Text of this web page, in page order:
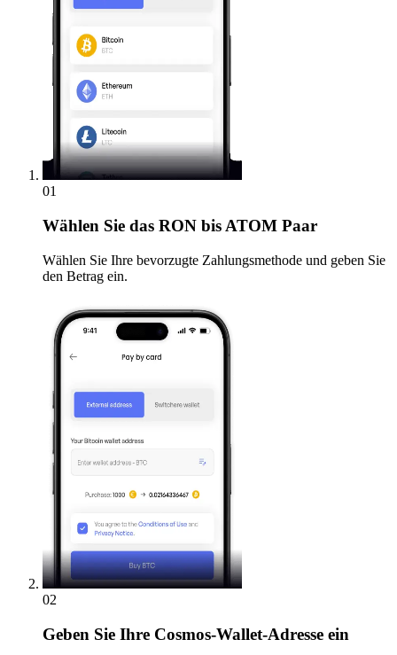
01
Wählen Sie das RON bis ATOM Paar
Wählen Sie Ihre bevorzugte Zahlungsmethode und geben Sie
den Betrag ein.
02
Geben Sie Ihre Cosmos-Wallet-Adresse ein